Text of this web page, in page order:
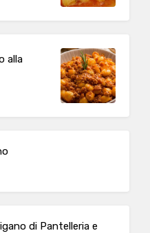
alla
di Pantelleria e